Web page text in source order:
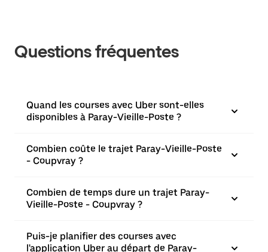
Questions fréquentes
Quand les courses avec Uber sont-elles
disponibles à Paray-Vieille-Poste ?
Combien coûte le trajet Paray-Vieille-Poste
- Coupvray ?
Combien de temps dure un trajet Paray-
Vieille-Poste - Coupvray ?
Puis-je planifier des courses avec
l'application Uber au départ de Paray-